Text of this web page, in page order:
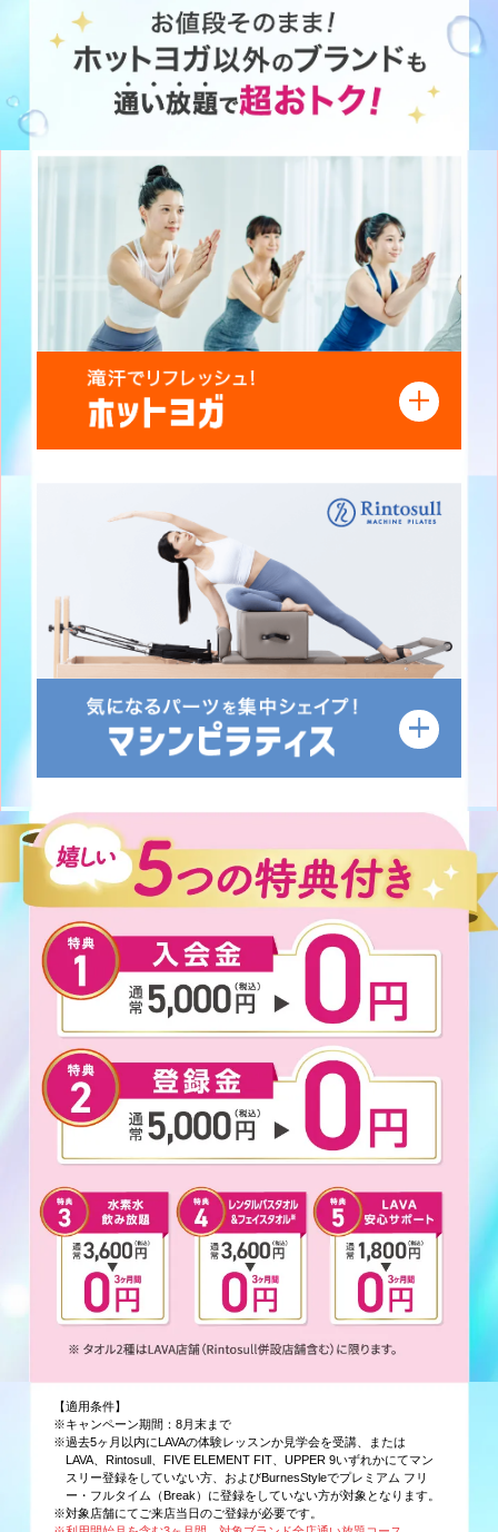
【適用条件】
※キャンペーン期間：8月末まで
※過去5ヶ月以内にLAVAの体験レッスンか見学会を受講、または
LAVA、Rintosull、FIVE ELEMENT FIT、UPPER 9いずれかにてマン
スリー登録をしていない方、およびBurnesStyleでプレミアム フリ
ー・フルタイム（Break）に登録をしていない方が対象となります。
※対象店舗にてご来店当日のご登録が必要です。